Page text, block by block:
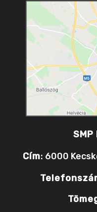
Cím: 6000